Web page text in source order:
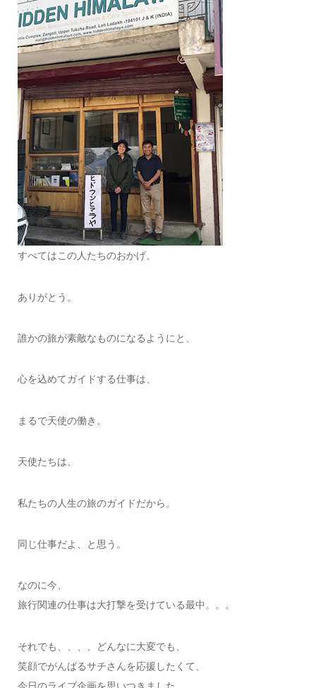
すべてはこの人たちのおかげ。
ありがとう。
誰かの旅が素敵なものになるようにと、
心を込めてガイドする仕事は、
まるで天使の働き。
天使たちは、
私たちの人生の旅のガイドだから。
同じ仕事だよ、と思う。
なのに今、
旅行関連の仕事は大打撃を受けている最中。。。
それでも、、、、どんなに大変でも、
笑顔でがんばるサチさんを応援したくて、
今日のライブ企画を思いつきました。